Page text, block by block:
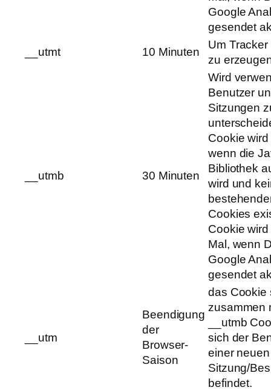
Google
gesendet
__utmt
10 Minuten
Um
zu
__utmb 30 Minuten
Wird
Benutzer
Sitzungen
Cookie wird
wenn die
Bibliothek
wird und
Cookies
Cookie
Mal, wenn
Google
gesendet
__utm
Beendigung
der
Browser-
Saison
das Cookie
zusammen
__utmb
sich der
einer neuen
Sitzung/
befindet.